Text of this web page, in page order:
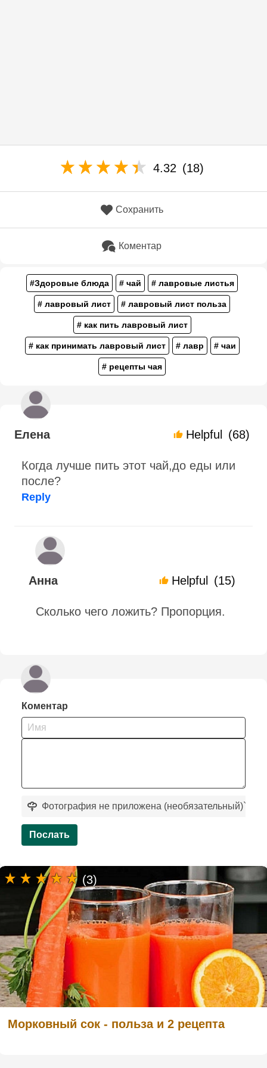
4.32 (18)
Сохранить
Коментар
#Здоровые блюда # чай # лавровые листья
# лавровый лист # лавровый лист польза
# как пить лавровый лист
# как принимать лавровый лист # лавр # чаи
# рецепты чая
Елена Helpful (68)
Когда лучше пить этот чай,до еды или
после?
Reply
Анна Helpful (15)
Сколько чего ложить? Пропорция.
Коментар
Фотография не приложена (необязательный)`
Послать
Морковный сок - польза и 2 рецепта
(3)